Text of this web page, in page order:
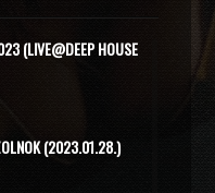
(LIVE@DEEP HOUSE
(2023.01.28.)